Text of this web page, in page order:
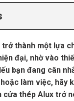
trở thành một lựa
đại, nhờ vào
bạn đang cân
làm việc, hãy
cửa thép Alux trở